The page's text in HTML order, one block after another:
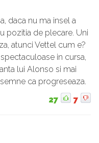
daca nu ma insel a
pozitia de plecare. Uni
atunci Vettel cum e?
in cursa,
lui Alonso si mai
ca progreseaza.
27 7